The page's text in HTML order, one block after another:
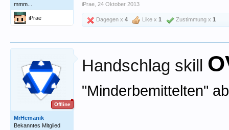
mmm...
iPrae
iPrae 24 Oktober 2013
Dagegen x 4 Like x 1 Zustimmung x 1
Offline
MrHemanik
Bekanntes Mitglied
Handschlag skill
"Minderbemittelten"